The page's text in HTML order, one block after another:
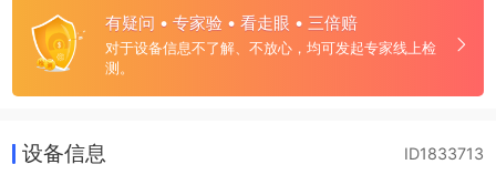
有疑问 • 专家验 • 看走眼 • 三倍赔
对于设备信息不了解、不放心，均可发起专家线上检
测。
设备信息 ID1833713